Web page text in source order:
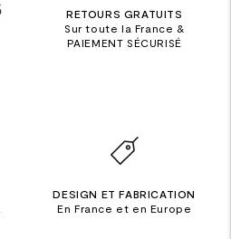
RETOURS GRATUITS
Sur toute la France &
PAIEMENT SÉCURISÉ
DESIGN ET FABRICATION
En France et en Europe